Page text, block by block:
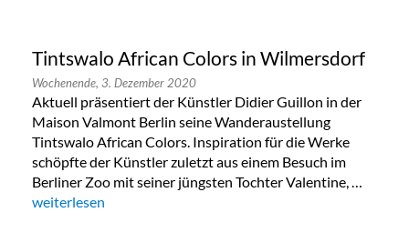
Tintswalo African Colors in Wilmersdorf
Wochenende, 3. Dezember 2020
Aktuell präsentiert der Künstler Didier Guillon in der
Maison Valmont Berlin seine Wanderaustellung
Tintswalo African Colors. Inspiration für die Werke
schöpfte der Künstler zuletzt aus einem Besuch im
Berliner Zoo mit seiner jüngsten Tochter Valentine, …
„Tintswalo African Colors in Wilmersdorf“
weiterlesen